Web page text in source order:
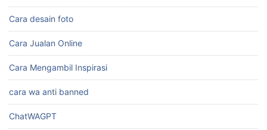
Cara desain foto
Cara Jualan Online
Cara Mengambil Inspirasi
cara wa anti banned
ChatWAGPT